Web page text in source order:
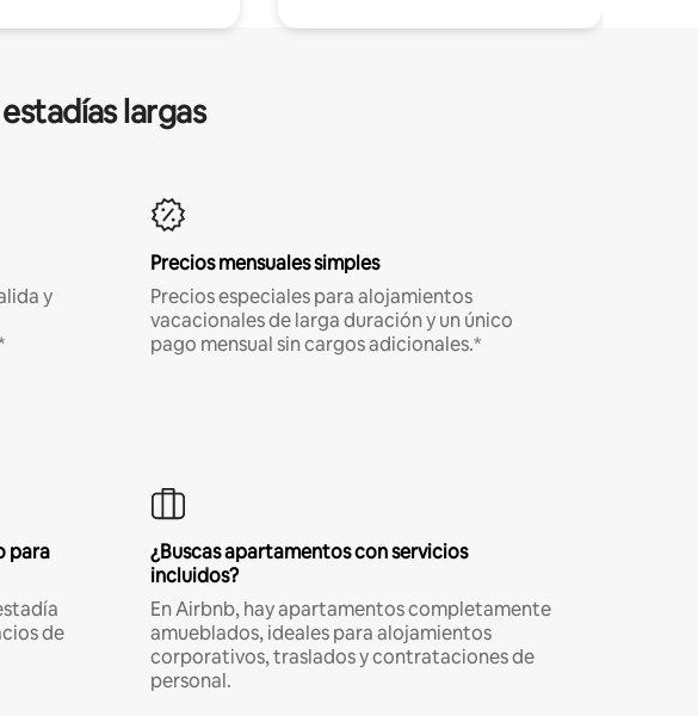
largas
y
Precios mensuales simples
Precios especiales para alojamientos
vacacionales de larga duración y un único
pago mensual sin cargos adicionales.*
para
de
¿Buscas apartamentos con servicios
incluidos?
En Airbnb, hay apartamentos completamente
amueblados, ideales para alojamientos
corporativos, traslados y contrataciones de
personal.